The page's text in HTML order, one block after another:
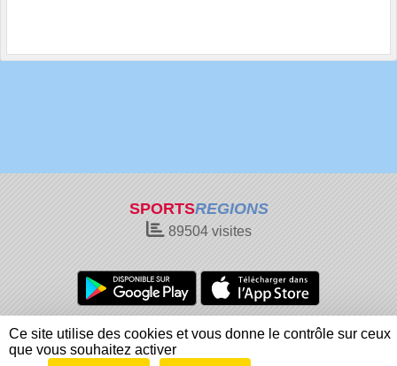
SPORTSREGIONS
89504visites
Charte cookies
Gestion des cookies
Informations légales
Signaler un contenu inapproprié
Ce site utilise des cookies et vous donne le contrôle sur ceux
que vous souhaitez activer